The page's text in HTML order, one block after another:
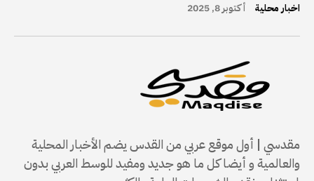
اخبار محلية أكتوبر 8, 2025
مقدسي | أول موقع عربي من القدس يضم الأخبار المحلية
والعالمية و أيضا كل ما هو جديد ومفيد للوسط العربي بدون